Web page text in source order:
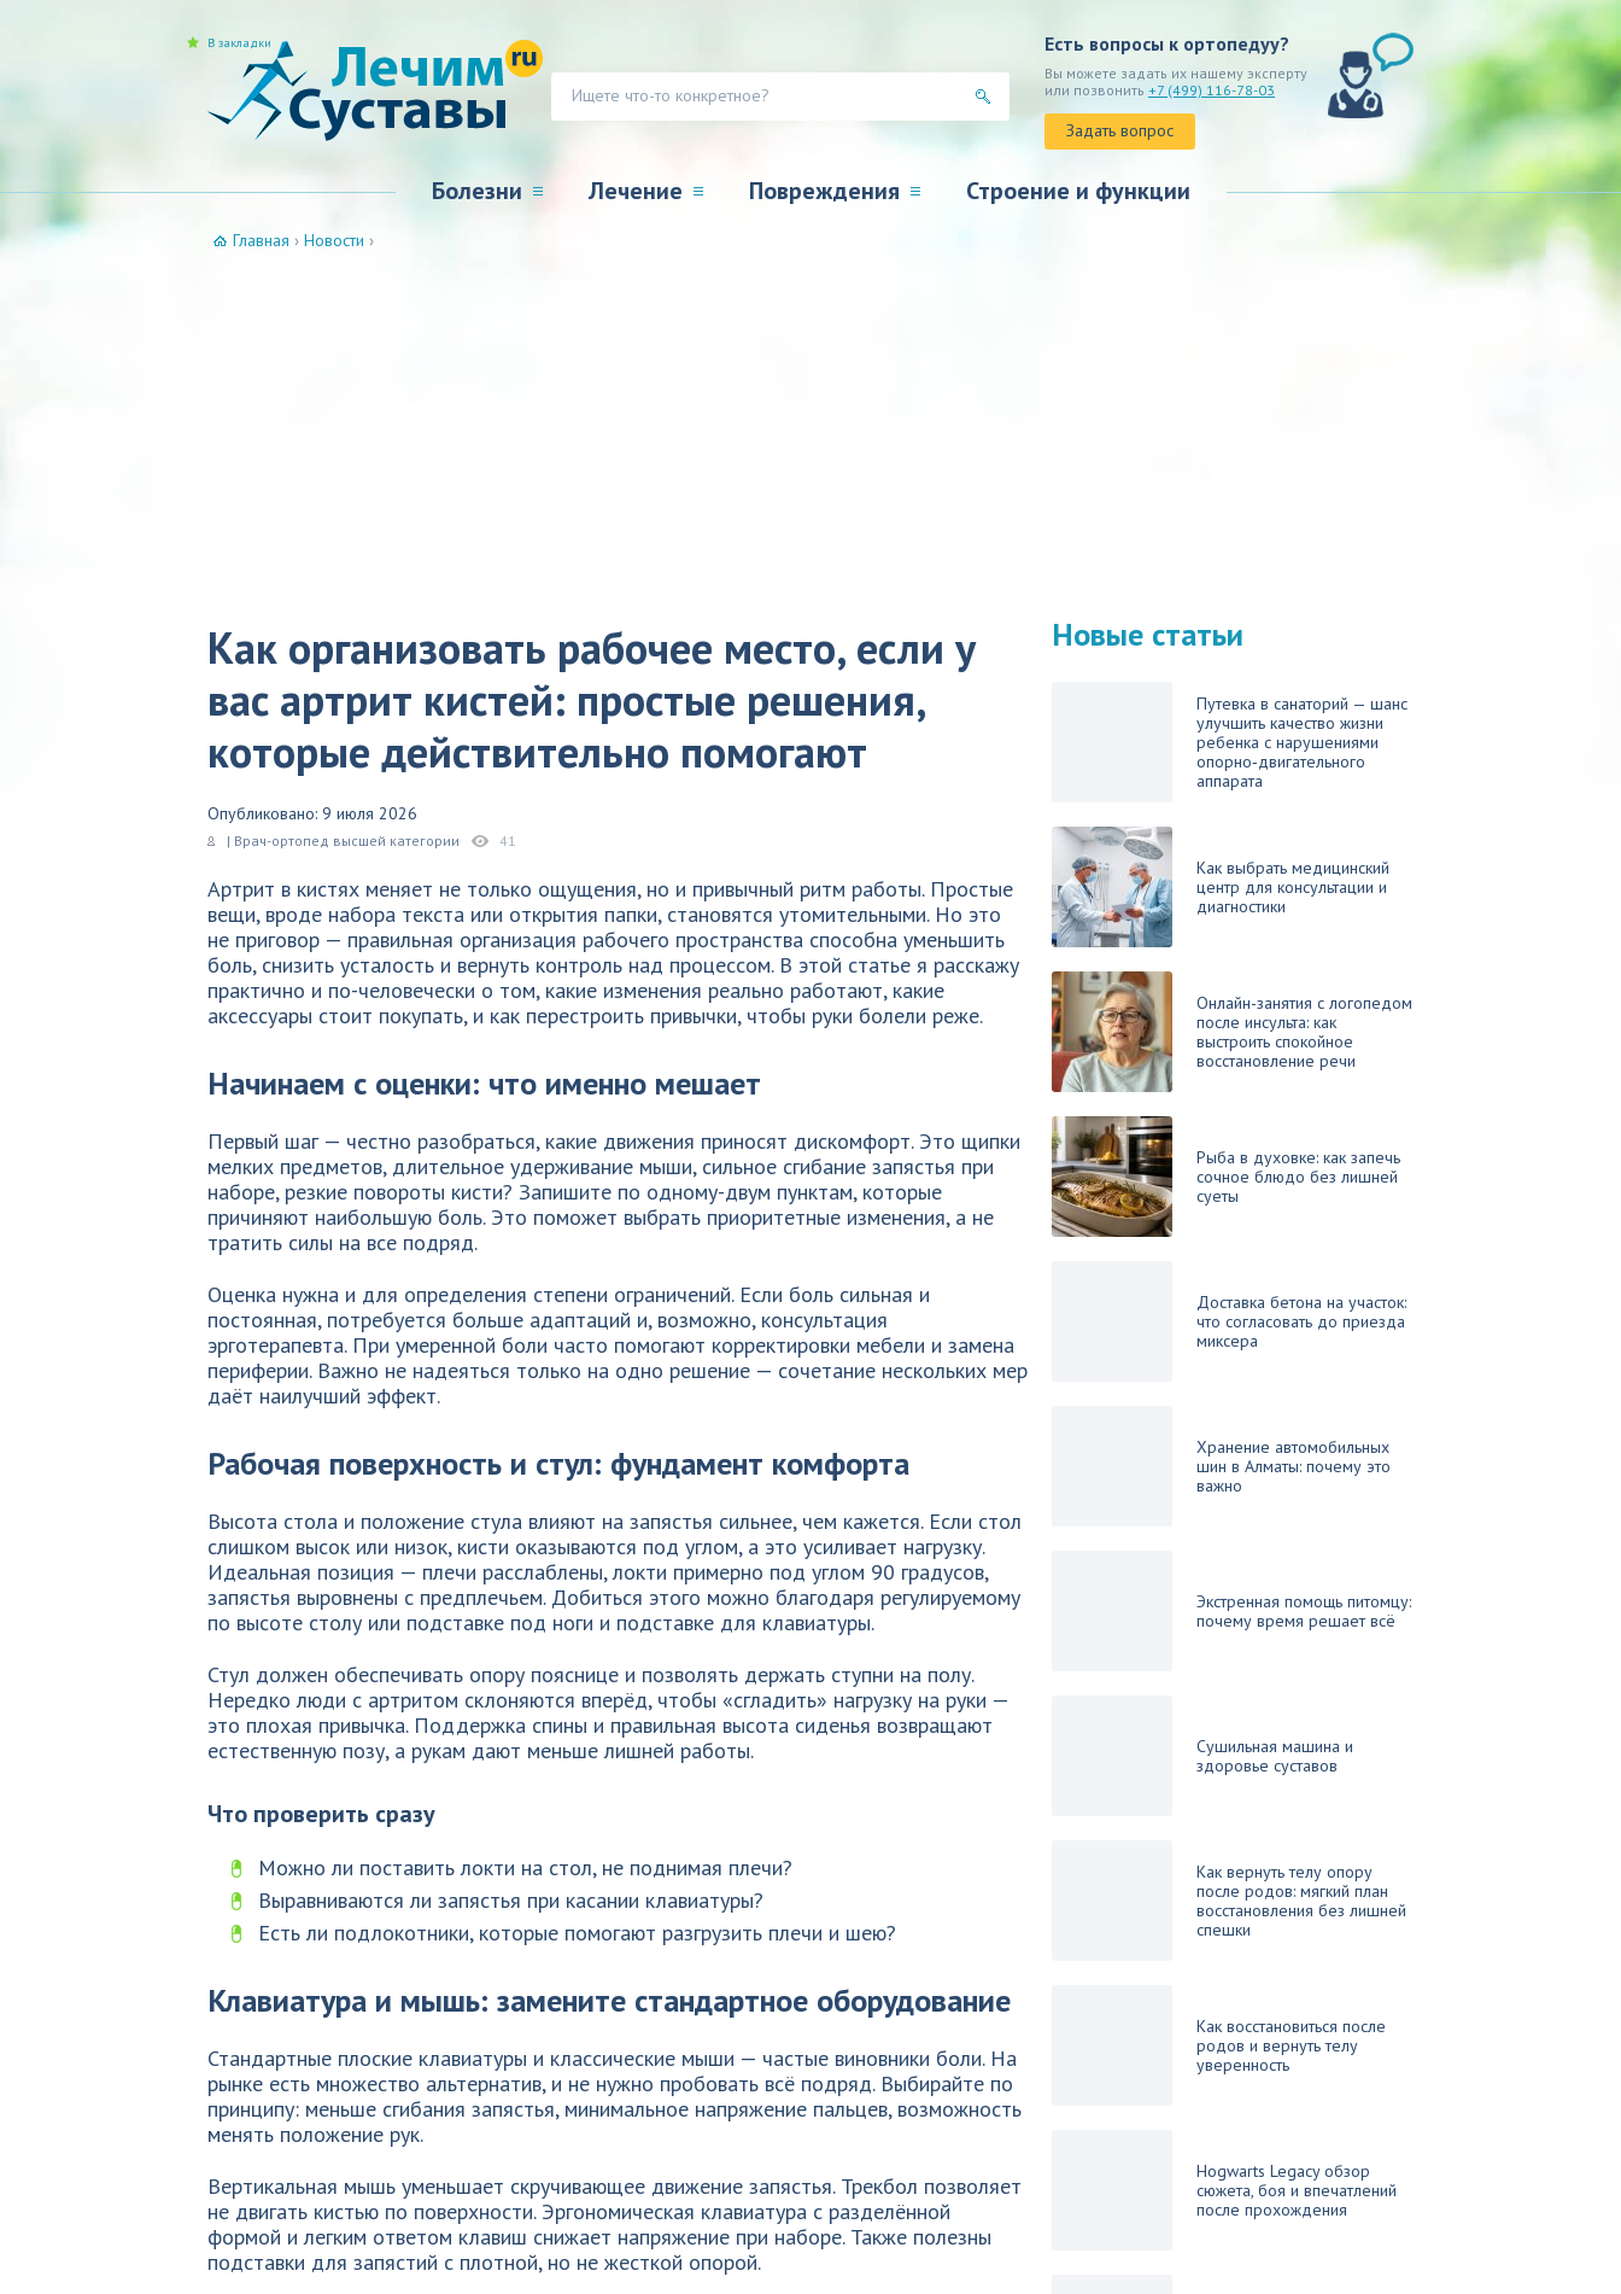
Есть вопросы к ортопедуу?
Вы можете задать их нашему эксперту
или позвонить +7 (499) 116-78-03
Задать вопрос
Болезни Лечение Повреждения Строение и функции
В закладки
Главная › Новости ›
Как организовать рабочее место, если у
вас артрит кистей: простые решения,
которые действительно помогают
Опубликовано: 9 июля 2026
| Врач-ортопед высшей категории 41
Артрит в кистях меняет не только ощущения, но и привычный ритм работы. Простые
вещи, вроде набора текста или открытия папки, становятся утомительными. Но это
не приговор — правильная организация рабочего пространства способна уменьшить
боль, снизить усталость и вернуть контроль над процессом. В этой статье я расскажу
практично и по-человечески о том, какие изменения реально работают, какие
аксессуары стоит покупать, и как перестроить привычки, чтобы руки болели реже.
Начинаем с оценки: что именно мешает
Первый шаг — честно разобраться, какие движения приносят дискомфорт. Это щипки
мелких предметов, длительное удерживание мыши, сильное сгибание запястья при
наборе, резкие повороты кисти? Запишите по одному-двум пунктам, которые
причиняют наибольшую боль. Это поможет выбрать приоритетные изменения, а не
тратить силы на все подряд.
Оценка нужна и для определения степени ограничений. Если боль сильная и
постоянная, потребуется больше адаптаций и, возможно, консультация
эрготерапевта. При умеренной боли часто помогают корректировки мебели и замена
периферии. Важно не надеяться только на одно решение — сочетание нескольких мер
даёт наилучший эффект.
Рабочая поверхность и стул: фундамент комфорта
Высота стола и положение стула влияют на запястья сильнее, чем кажется. Если стол
слишком высок или низок, кисти оказываются под углом, а это усиливает нагрузку.
Идеальная позиция — плечи расслаблены, локти примерно под углом 90 градусов,
запястья выровнены с предплечьем. Добиться этого можно благодаря регулируемому
по высоте столу или подставке под ноги и подставке для клавиатуры.
Стул должен обеспечивать опору пояснице и позволять держать ступни на полу.
Нередко люди с артритом склоняются вперёд, чтобы «сгладить» нагрузку на руки —
это плохая привычка. Поддержка спины и правильная высота сиденья возвращают
естественную позу, а рукам дают меньше лишней работы.
Что проверить сразу
Можно ли поставить локти на стол, не поднимая плечи?
Выравниваются ли запястья при касании клавиатуры?
Есть ли подлокотники, которые помогают разгрузить плечи и шею?
Клавиатура и мышь: замените стандартное оборудование
Стандартные плоские клавиатуры и классические мыши — частые виновники боли. На
рынке есть множество альтернатив, и не нужно пробовать всё подряд. Выбирайте по
принципу: меньше сгибания запястья, минимальное напряжение пальцев, возможность
менять положение рук.
Вертикальная мышь уменьшает скручивающее движение запястья. Трекбол позволяет
не двигать кистью по поверхности. Эргономическая клавиатура с разделённой
формой и легким ответом клавиш снижает напряжение при наборе. Также полезны
подставки для запястий с плотной, но не жесткой опорой.
Новые статьи
Путевка в санаторий — шанс
улучшить качество жизни
ребенка с нарушениями
опорно‑двигательного
аппарата
Как выбрать медицинский
центр для консультации и
диагностики
Онлайн-занятия с логопедом
после инсульта: как
выстроить спокойное
восстановление речи
Рыба в духовке: как запечь
сочное блюдо без лишней
суеты
Доставка бетона на участок:
что согласовать до приезда
миксера
Хранение автомобильных
шин в Алматы: почему это
важно
Экстренная помощь питомцу:
почему время решает всё
Сушильная машина и
здоровье суставов
Как вернуть телу опору
после родов: мягкий план
восстановления без лишней
спешки
Как восстановиться после
родов и вернуть телу
уверенность
Hogwarts Legacy обзор
сюжета, боя и впечатлений
после прохождения